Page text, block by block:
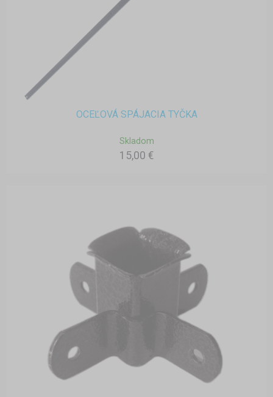
OCEĽOVÁ SPÁJACIA TYČKA
Skladom
15,00 €